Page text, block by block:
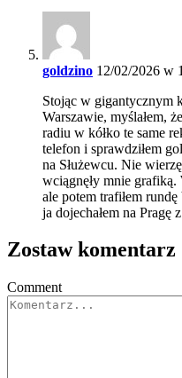
goldzino 12/02/2026 w
Stojąc w gigantycznym
Warszawie, myślałem,
radiu w kółko te same
telefon i sprawdziłem
na Służewcu. Nie
wciągnęły mnie
ale potem trafiłem
ja dojechałem na Pragę
Zostaw komentarz
Comment